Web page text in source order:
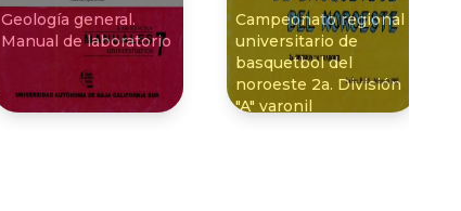
Geología general.
Manual de laboratorio
Campeonato regional
universitario de
basquetbol del
noroeste 2a. División
"A" varonil